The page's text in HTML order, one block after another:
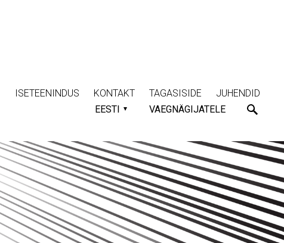
ISETEENINDUS KONTAKT TAGASISIDE
JUHENDID
EESTI
VAEGNÄGIJATELE